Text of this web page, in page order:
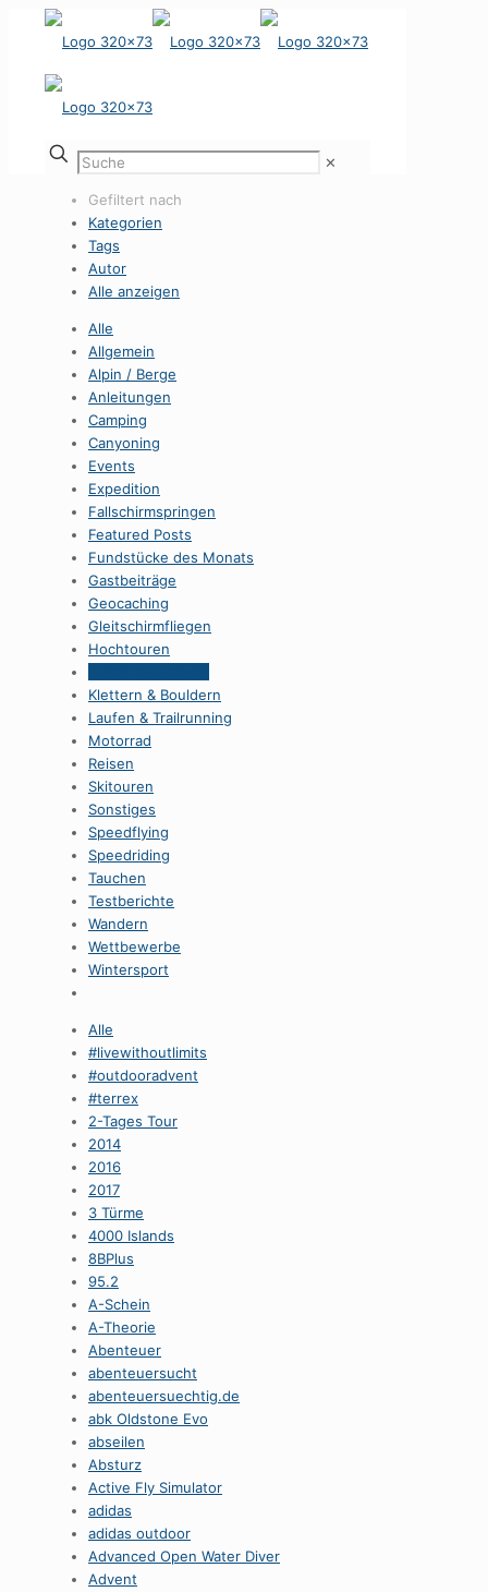
✕
Gefiltert nach
Kategorien
Tags
Autor
Alle anzeigen
Alle
Allgemein
Alpin / Berge
Anleitungen
Camping
Canyoning
Events
Expedition
Fallschirmspringen
Featured Posts
Fundstücke des Monats
Gastbeiträge
Geocaching
Gleitschirmfliegen
Hochtouren
Klettern & Bouldern
Laufen & Trailrunning
Motorrad
Reisen
Skitouren
Sonstiges
Speedflying
Speedriding
Tauchen
Testberichte
Wandern
Wettbewerbe
Wintersport
Alle
#livewithoutlimits
#outdooradvent
#terrex
2-Tages Tour
2014
2016
2017
3 Türme
4000 Islands
8BPlus
95.2
A-Schein
A-Theorie
Abenteuer
abenteuersucht
abenteuersuechtig.de
abk Oldstone Evo
abseilen
Absturz
Active Fly Simulator
adidas
adidas outdoor
Advanced Open Water Diver
Advent